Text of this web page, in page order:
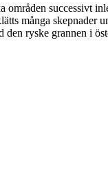
successivt
många skepnader
den ryske grannen i